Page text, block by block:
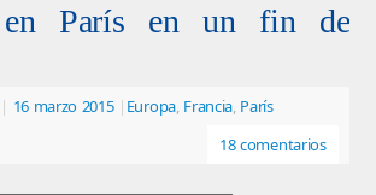
París en un fin de
| 16 marzo 2015 | Europa, Francia París
18 comentarios